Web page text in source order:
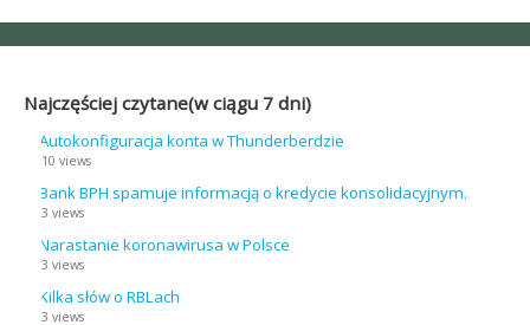
Najczęściej czytane(w ciągu 7 dni)
Autokonfiguracja konta w Thunderberdzie
10 views
Bank BPH spamuje informacją o kredycie konsolidacyjnym.
3 views
Narastanie koronawirusa w Polsce
3 views
Kilka słów o RBLach
3 views